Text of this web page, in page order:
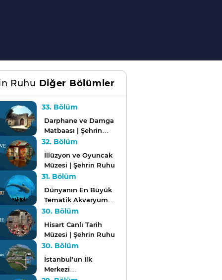
Ruhu Diğer Bölümler
33. Bölüm
Darphane ve Damga
Matbaası | Şehrin
Ruhu
32. Bölüm
İllüzyon ve Oyuncak
Müzesi | Şehrin Ruhu
31. Bölüm
Dünyanın En Büyük
Tematik Akvaryumu |
Şehrin Ruhu
30. Bölüm
Hisart Canlı Tarih
Müzesi | Şehrin Ruhu
30. Bölüm
İstanbul'un İlk
Merkezi